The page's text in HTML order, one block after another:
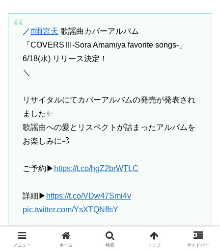
／#雨宮天 歌謡曲カバーアルバム
「COVERSⅢ-Sora Amamiya favorite songs-」
6/18(水) リリース決定！
＼
リサイタルにてカバーアルバムの発売が発表され
ました✨️
歌謡曲への愛とリスペクトが詰まったアルバムを
お楽しみに💨
ご予約▶ https://t.co/hgZ2brWTLC
詳細▶ https://t.co/VDw47Smi4v
pic.twitter.com/YsXTQNffsY
— 雨宮天 Sora Amamiya artist official
(@Amamiyastaff)
April 12, 2025
メニュー ホーム 検索 トップ サイドバー